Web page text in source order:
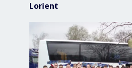
Lorient